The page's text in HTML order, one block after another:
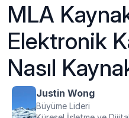
MLA
Elektronik
Nasıl
Justin Wong
Büyüme Lideri